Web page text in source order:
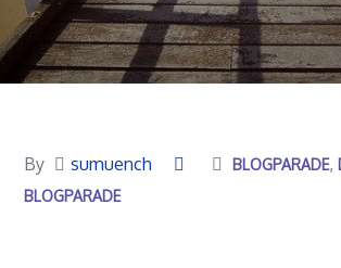
By sumuench BLOGPARADE
BLOGPARADE